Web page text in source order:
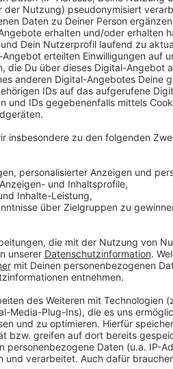
diese Proben mit dem Star
performt. Das Halbfinale mit
20.15 Uhr auf Sat1 statt-.